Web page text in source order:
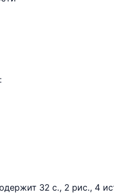
32 с., 2 рис., 4